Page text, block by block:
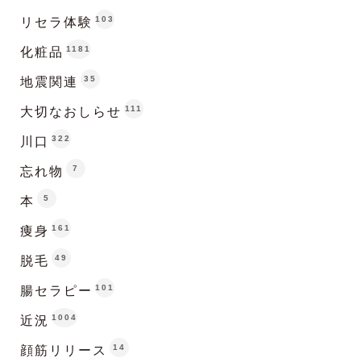
リセラ体験 103
化粧品 1181
地震関連 35
大切なおしらせ 111
川口 322
忘れ物 7
本 5
痩身 161
脱毛 49
腸セラピー 101
近況 1004
顔筋リリース 14